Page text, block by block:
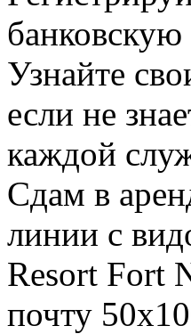
банковскую
Узнайте
если не
каждой
Сдам в
линии с
Resort Fort
почту